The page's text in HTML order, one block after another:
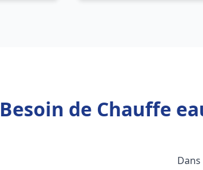
Besoin de Chauffe